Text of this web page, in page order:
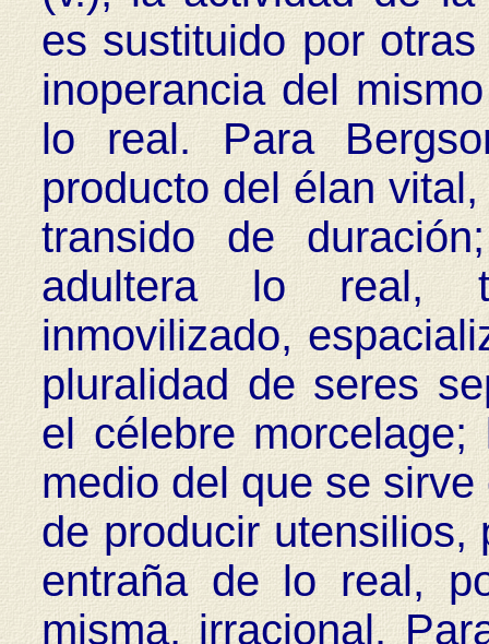
es sustituido por
inoperancia del
lo real. Para
producto del élan
transido de
adultera lo real,
inmovilizado,
pluralidad de seres
el célebre
medio del que se
de producir utensilios,
entraña de lo real,
misma, irracional.